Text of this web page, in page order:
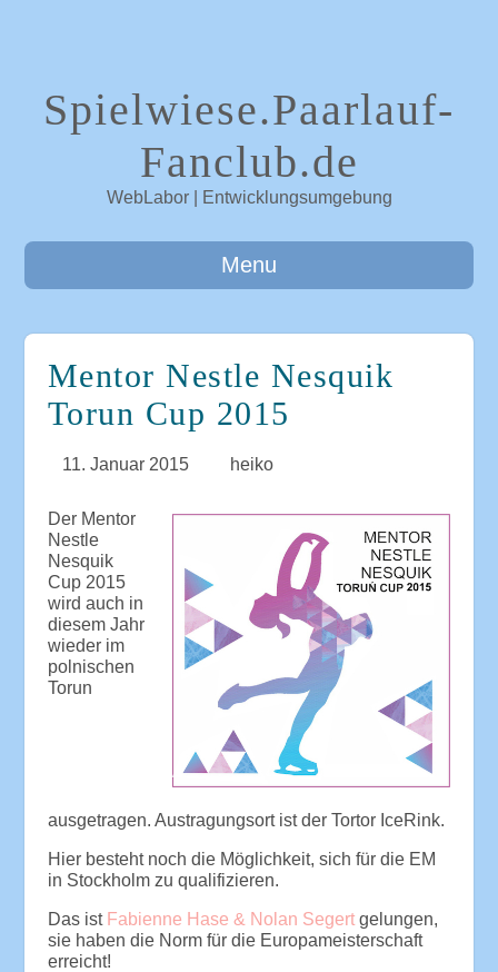
Spielwiese.Paarlauf-
Fanclub.de
WebLabor | Entwicklungsumgebung
Menu
Mentor Nestle Nesquik
Torun Cup 2015
11. Januar 2015 heiko
Der Mentor
Nestle
Nesquik
Cup 2015
wird auch in
diesem Jahr
wieder im
polnischen
Torun
ausgetragen. Austragungsort ist der Tortor IceRink.
Hier besteht noch die Möglichkeit, sich für die EM
in Stockholm zu qualifizieren.
Das ist Fabienne Hase & Nolan Segertgelungen,
sie haben die Norm für die Europameisterschaft
erreicht!